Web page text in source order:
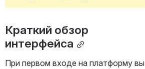
Краткий обзор
интерфейса
При первом входе на платформу вы